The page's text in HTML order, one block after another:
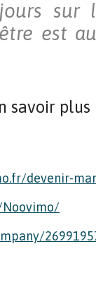
sur
est
savoir plus
devenir-